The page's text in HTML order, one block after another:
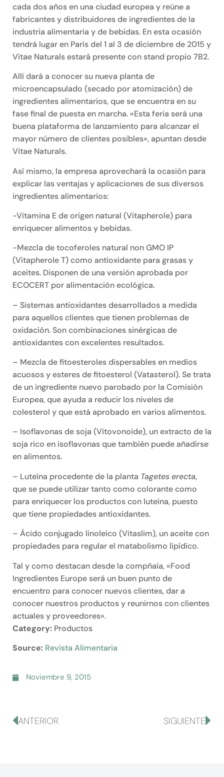
cada dos años en una ciudad europea y reúne a
fabricantes y distribuidores de ingredientes de la
industria alimentaria y de bebidas. En esta ocasión
tendrá lugar en París del 1 al 3 de diciembre de 2015 y
Vitae Naturals estará presente con stand propio 7B2.
Allí dará a conocer su nueva planta de
microencapsulado (secado por atomización) de
ingredientes alimentarios, que se encuentra en su
fase final de puesta en marcha. «Esta feria será una
buena plataforma de lanzamiento para alcanzar el
mayor número de clientes posibles», apuntan desde
Vitae Naturals.
Así mismo, la empresa aprovechará la ocasión para
explicar las ventajas y aplicaciones de sus diversos
ingredientes alimentarios:
-Vitamina E de origen natural (Vitapherole) para
enriquecer alimentos y bebidas.
-Mezcla de tocoferoles natural non GMO IP
(Vitapherole T) como antioxidante para grasas y
aceites. Disponen de una versión aprobada por
ECOCERT por alimentación ecológica.
– Sistemas antioxidantes desarrollados a medida
para aquellos clientes que tienen problemas de
oxidación. Son combinaciones sinérgicas de
antioxidantes con excelentes resultados.
– Mezcla de fitoesteroles dispersables en medios
acuosos y esteres de fitoesterol (Vatasterol). Se trata
de un ingrediente nuevo parobado por la Comisión
Europea, que ayuda a reducir los niveles de
colesterol y que está aprobado en varios alimentos.
– Isoflavonas de soja (Vitovonoide), un extracto de la
soja rico en isoflavonas que también puede añadirse
en alimentos.
– Luteína procedente de la planta Tagetes erecta,
que se puede utilizar tanto como colorante como
para enriquecer los productos con luteína, puesto
que tiene propiedades antioxidantes.
– Ácido conjugado linoleico (Vitaslim), un aceite con
propiedades para regular el matabolismo lipídico.
Tal y como destacan desde la compñaía, «Food
Ingredientes Europe será un buen punto de
encuentro para conocer nuevos clientes, dar a
conocer nuestros productos y reunirnos con clientes
actuales y proveedores».
Category: Productos
Source: Revista Alimentaria
Noviembre 9, 2015
ANTERIOR SIGUIENTE